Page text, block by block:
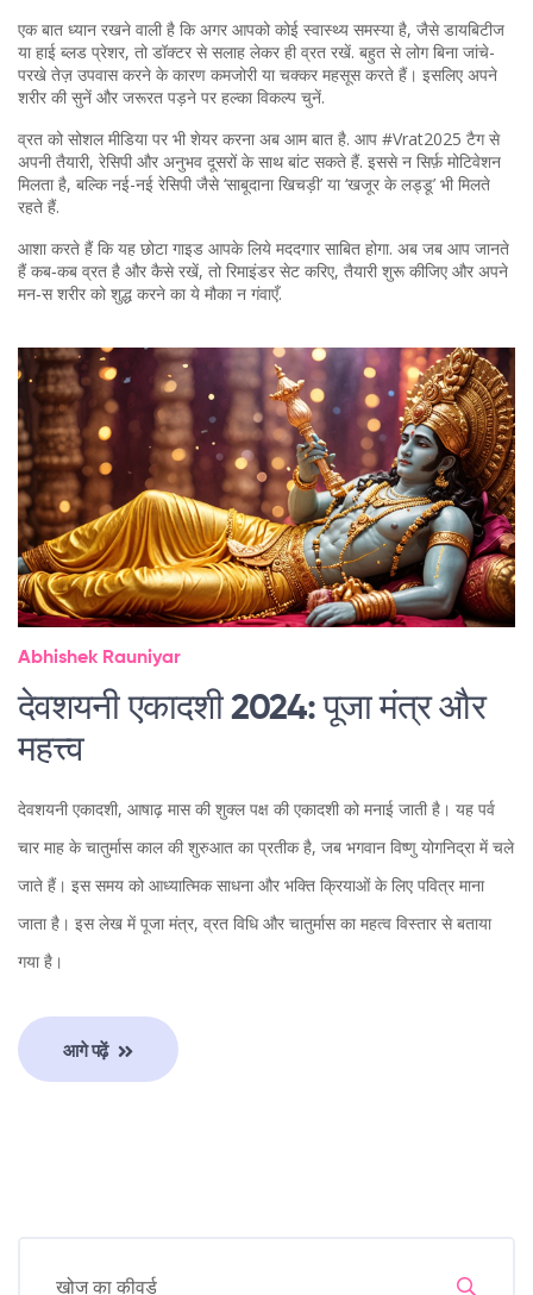
एक बात ध्यान रखने वाली है कि अगर आपको कोई स्वास्थ्य समस्या है, जैसे डायबिटीज
या हाई ब्लड प्रेशर, तो डॉक्टर से सलाह लेकर ही व्रत रखें. बहुत से लोग बिना जांचे-
परखे तेज़ उपवास करने के कारण कमजोरी या चक्कर महसूस करते हैं। इसलिए अपने
शरीर की सुनें और जरूरत पड़ने पर हल्का विकल्प चुनें.
व्रत को सोशल मीडिया पर भी शेयर करना अब आम बात है. आप #Vrat2025 टैग से
अपनी तैयारी, रेसिपी और अनुभव दूसरों के साथ बांट सकते हैं. इससे न सिर्फ़ मोटिवेशन
मिलता है, बल्कि नई-नई रेसिपी जैसे ‘साबूदाना खिचड़ी’ या ‘खजूर के लड्डू’ भी मिलते
रहते हैं.
आशा करते हैं कि यह छोटा गाइड आपके लिये मददगार साबित होगा. अब जब आप जानते
हैं कब‑कब व्रत है और कैसे रखें, तो रिमाइंडर सेट करिए, तैयारी शुरू कीजिए और अपने
मन‑स शरीर को शुद्ध करने का ये मौका न गंवाएँ.
Abhishek Rauniyar
देवशयनी एकादशी 2024: पूजा मंत्र और
महत्त्व
देवशयनी एकादशी, आषाढ़ मास की शुक्ल पक्ष की एकादशी को मनाई जाती है। यह पर्व
चार माह के चातुर्मास काल की शुरुआत का प्रतीक है, जब भगवान विष्णु योगनिद्रा में चले
जाते हैं। इस समय को आध्यात्मिक साधना और भक्ति क्रियाओं के लिए पवित्र माना
जाता है। इस लेख में पूजा मंत्र, व्रत विधि और चातुर्मास का महत्व विस्तार से बताया
गया है।
आगे पढ़ें